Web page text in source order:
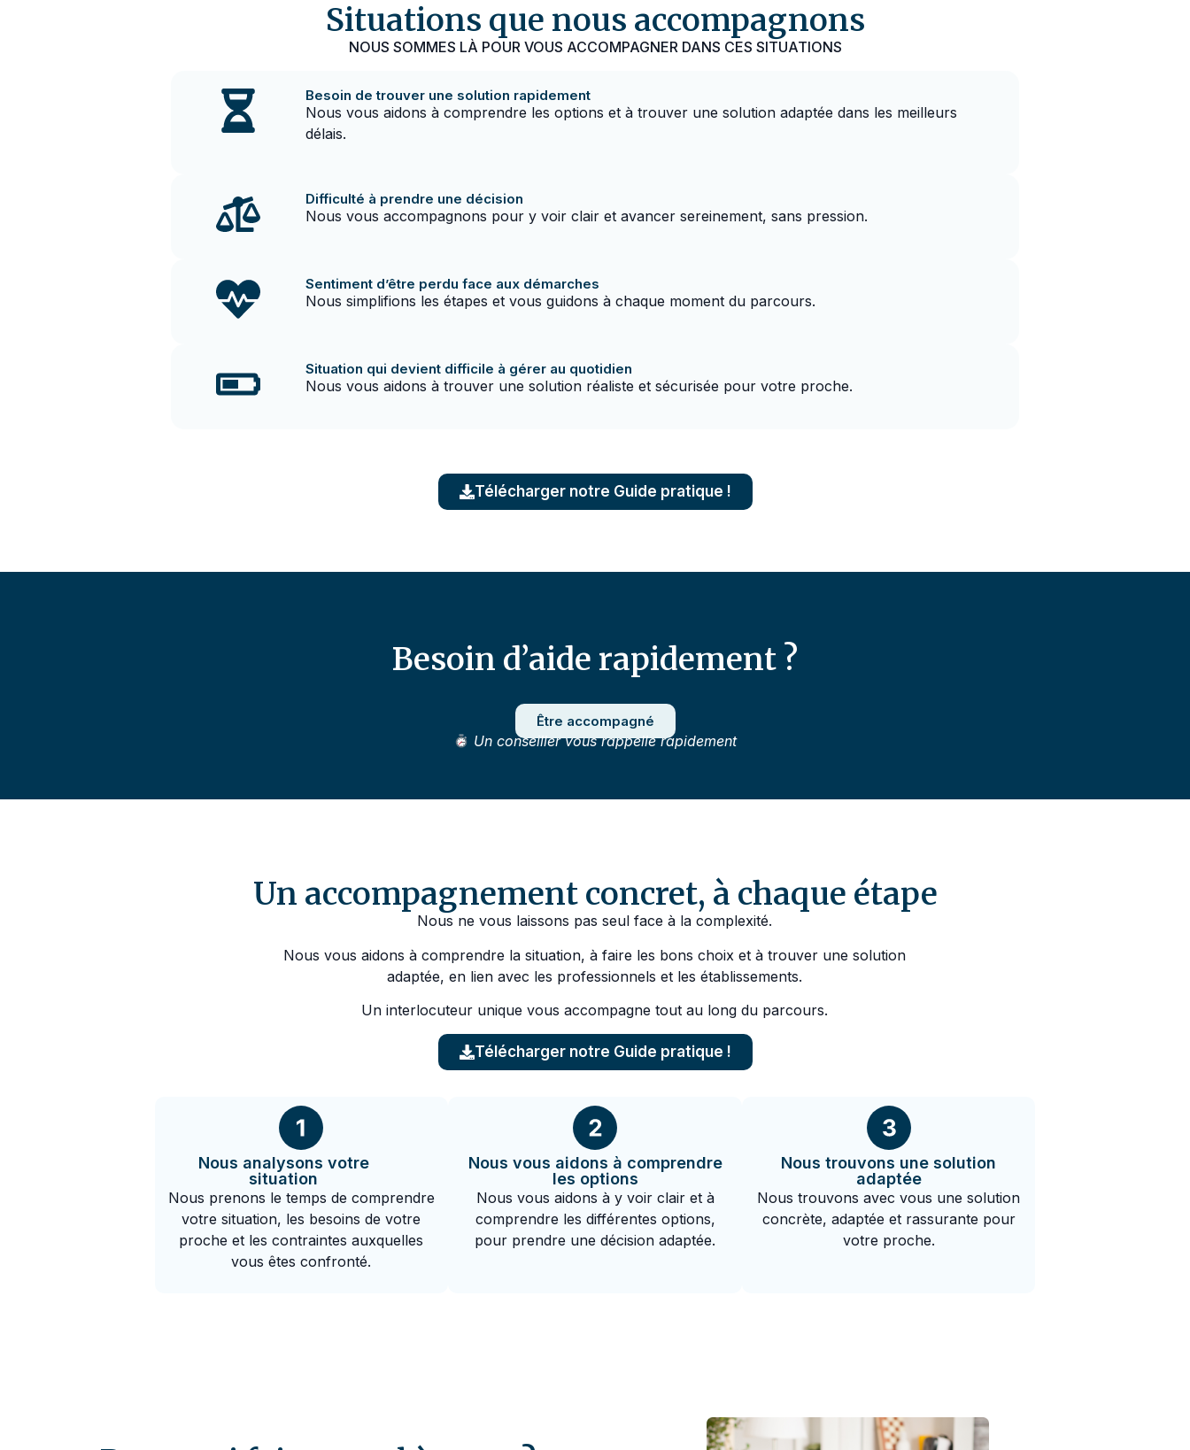
Situations que nous accompagnons
NOUS SOMMES LÀ POUR VOUS ACCOMPAGNER DANS CES SITUATIONS
Besoin de trouver une solution rapidement
Nous vous aidons à comprendre les options et à trouver une solution adaptée dans les meilleurs
délais.
Difficulté à prendre une décision
Nous vous accompagnons pour y voir clair et avancer sereinement, sans pression.
Sentiment d’être perdu face aux démarches
Nous simplifions les étapes et vous guidons à chaque moment du parcours.
Situation qui devient difficile à gérer au quotidien
Nous vous aidons à trouver une solution réaliste et sécurisée pour votre proche.
Télécharger notre Guide pratique !
Besoin d’aide rapidement ?
Être accompagné
Un conseiller vous rappelle rapidement
Un accompagnement concret, à chaque étape
Nous ne vous laissons pas seul face à la complexité.
Nous vous aidons à comprendre la situation, à faire les bons choix et à trouver une solution
adaptée, en lien avec les professionnels et les établissements.
Un interlocuteur unique vous accompagne tout au long du parcours.
Télécharger notre Guide pratique !
Nous analysons votre
situation
Nous prenons le temps de comprendre
votre situation, les besoins de votre
proche et les contraintes auxquelles
vous êtes confronté.
Nous vous aidons à comprendre
les options
Nous vous aidons à y voir clair et à
comprendre les différentes options,
pour prendre une décision adaptée.
Nous trouvons une solution
adaptée
Nous trouvons avec vous une solution
concrète, adaptée et rassurante pour
votre proche.